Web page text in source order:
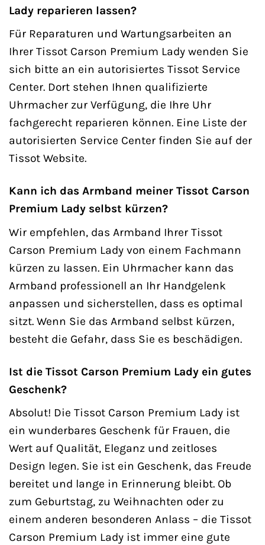
Lady reparieren lassen?
Für Reparaturen und Wartungsarbeiten an
Ihrer Tissot Carson Premium Lady wenden Sie
sich bitte an ein autorisiertes Tissot Service
Center. Dort stehen Ihnen qualifizierte
Uhrmacher zur Verfügung, die Ihre Uhr
fachgerecht reparieren können. Eine Liste der
autorisierten Service Center finden Sie auf der
Tissot Website.
Kann ich das Armband meiner Tissot Carson
Premium Lady selbst kürzen?
Wir empfehlen, das Armband Ihrer Tissot
Carson Premium Lady von einem Fachmann
kürzen zu lassen. Ein Uhrmacher kann das
Armband professionell an Ihr Handgelenk
anpassen und sicherstellen, dass es optimal
sitzt. Wenn Sie das Armband selbst kürzen,
besteht die Gefahr, dass Sie es beschädigen.
Ist die Tissot Carson Premium Lady ein gutes
Geschenk?
Absolut! Die Tissot Carson Premium Lady ist
ein wunderbares Geschenk für Frauen, die
Wert auf Qualität, Eleganz und zeitloses
Design legen. Sie ist ein Geschenk, das Freude
bereitet und lange in Erinnerung bleibt. Ob
zum Geburtstag, zu Weihnachten oder zu
einem anderen besonderen Anlass – die Tissot
Carson Premium Lady ist immer eine gute